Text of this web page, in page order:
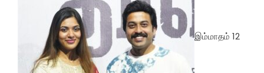
இம்மாதம் 12